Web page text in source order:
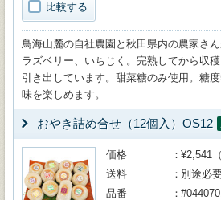
比較する
鳥海山麓の自社農園と秋田県内の農家さん
ラズベリー、いちじく。完熟してから収
引き出しています。甜菜糖のみ使用。糖
味を楽しめます。
おやき詰め合せ（12個入）OS12
価格
¥2,541
送料
別途必
品番